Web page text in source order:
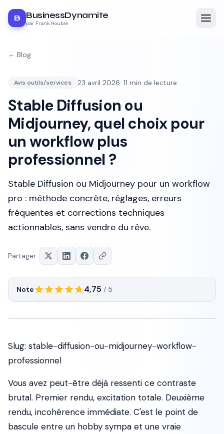
B BusinessDynamite
par Frank Houbre
← Blog
Avis outils/services 23 avril 2026· 11 min de lecture
Stable Diffusion ou
Midjourney, quel choix pour
un workflow plus
professionnel ?
Stable Diffusion ou Midjourney pour un workflow
pro : méthode concrète, réglages, erreurs
fréquentes et corrections techniques
actionnables, sans vendre du rêve.
Partager :
Note 4,75 / 5
Slug: stable-diffusion-ou-midjourney-workflow-
professionnel
Vous avez peut-être déjà ressenti ce contraste
brutal. Premier rendu, excitation totale. Deuxième
rendu, incohérence immédiate. C'est le point de
bascule entre un hobby sympa et une vraie